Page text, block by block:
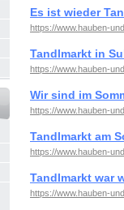
Es ist wieder
https://www.hauben-
Tandlmarkt in
https://www.hauben-
Wir sind im
https://www.hauben-
Tandlmarkt am
https://www.hauben-
Tandlmarkt war
https://www.hauben-